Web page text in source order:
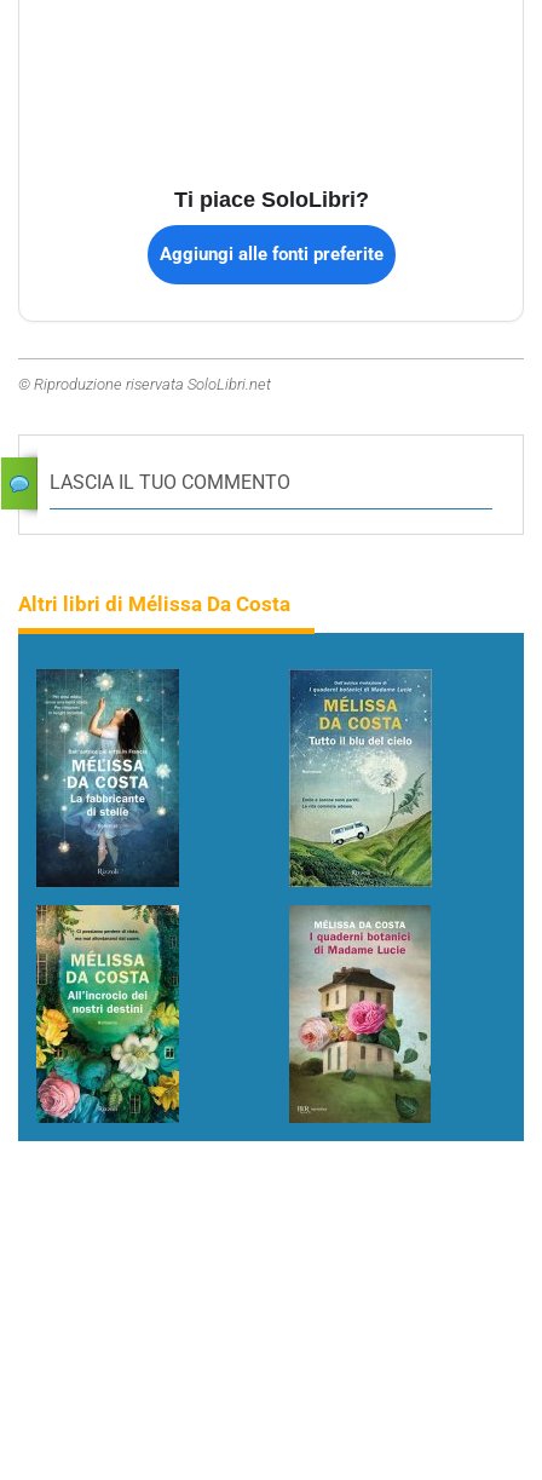
Ti piace SoloLibri?
Aggiungi alle fonti preferite
© Riproduzione riservata SoloLibri.net
LASCIA IL TUO COMMENTO
Altri libri di Mélissa Da Costa